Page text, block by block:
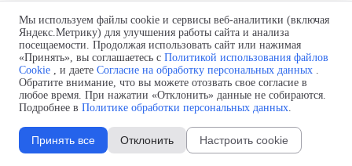
Одинарный токосъемник
JDS3-9
Одинарный токосъемник
JDS3-10
Одинарный токосъемник
JDS3-11
Одинарный токосъемник
Соединения U12
Защитная оболочка для
Мы используем файлы cookie и сервисы веб-аналитики (включая
Яндекс.Метрику) для улучшения работы сайта и анализа
посещаемости. Продолжая использовать сайт или нажимая
«Принять», вы соглашаетесь с Политикой использования файлов
Cookie , и даете Согласие на обработку персональных данных .
Обратите внимание, что вы можете отозвать свое согласие в
любое время. При нажатии «Отклонить» данные не собираются.
Подробнее в Политике обработки персональных данных.
Принять все Отклонить Настроить cookie